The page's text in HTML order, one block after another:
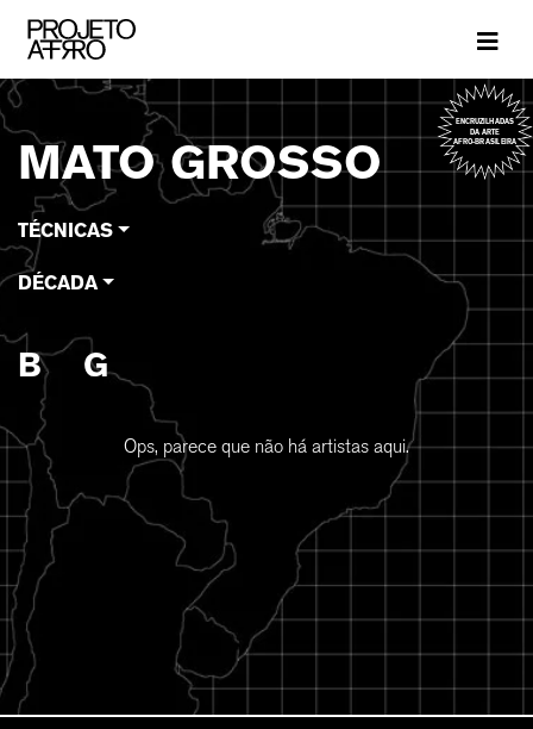
Brand
ENCRUZILHADAS
DA ARTE
AFRO-BRASILEIRA
MATO GROSSO
TÉCNICAS
DÉCADA
B G
Ops, parece que não há artistas aqui.